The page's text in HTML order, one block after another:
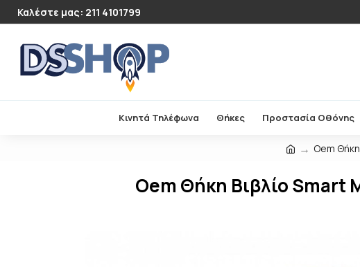
Καλέστε μας: 211 4101799
Κινητά Τηλέφωνα Θήκες Προστασία Οθόνης
Oem
Oem Θήκη Βιβλίο Smart